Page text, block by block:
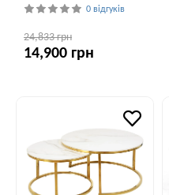
0 відгуків
24,833 грн
14,900 грн